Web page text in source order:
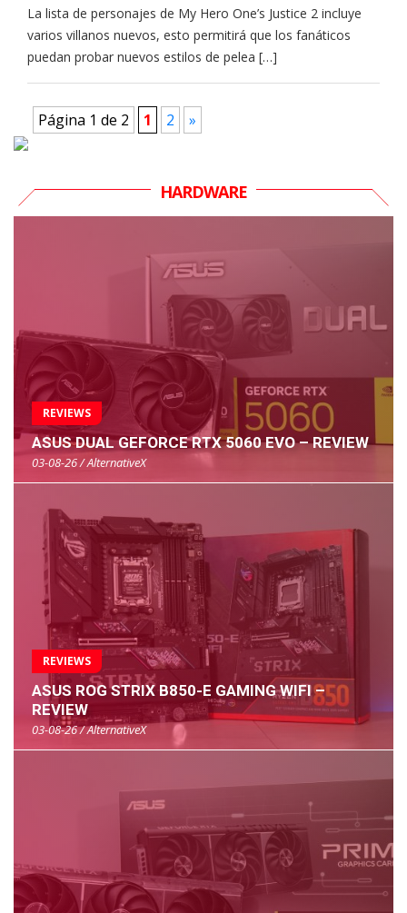
La lista de personajes de My Hero One’s Justice 2 incluye
varios villanos nuevos, esto permitirá que los fanáticos
puedan probar nuevos estilos de pelea […]
Página 1 de 2 1 2 »
HARDWARE
REVIEWS
ASUS DUAL GEFORCE RTX 5060 EVO – REVIEW
03-08-26 / AlternativeX
REVIEWS
ASUS ROG STRIX B850-E GAMING WIFI –
REVIEW
03-08-26 / AlternativeX